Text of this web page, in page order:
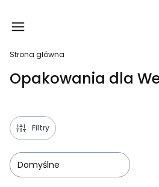
Strona główna
Opakowania dla
Filtry
Domyślne